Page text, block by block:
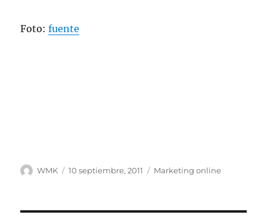
Foto:fuente
Autor
WMK
Publicado
10 septiembre, 2011 Categorías
Marketing online